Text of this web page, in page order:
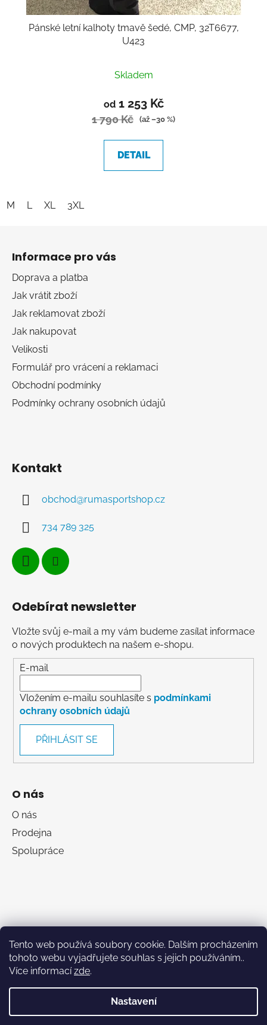
Tento web používá soubory cookie. Dalším procházením
tohoto webu vyjadřujete souhlas s jejich používáním..
Více informacízde.
Nastavení
Pánské letní kalhoty tmavě šedé, CMP, 32T6677,
U423
Skladem
od1 253 Kč
1 790 Kč (až –30 %)
DETAIL
M L XL 3XL
Informace pro vás
Doprava a platba
Jak vrátit zboží
Jak reklamovat zboží
Jak nakupovat
Velikosti
Formulář pro vrácení a reklamaci
Obchodní podmínky
Podmínky ochrany osobních údajů
Kontakt
obchod@rumasportshop.cz
734 789 325
Odebírat newsletter
Vložte svůj e-mail a my vám budeme zasílat informace
o nových produktech na našem e-shopu.
E-mail
Vložením e-mailu souhlasíte s podmínkami
ochrany osobních údajů
PŘIHLÁSIT SE
O nás
O nás
Prodejna
Spolupráce